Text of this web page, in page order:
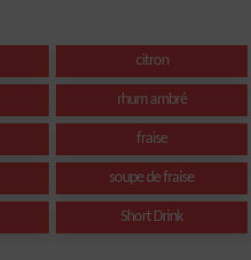
citron
rhum ambré
fraise
soupe de fraise
Short Drink